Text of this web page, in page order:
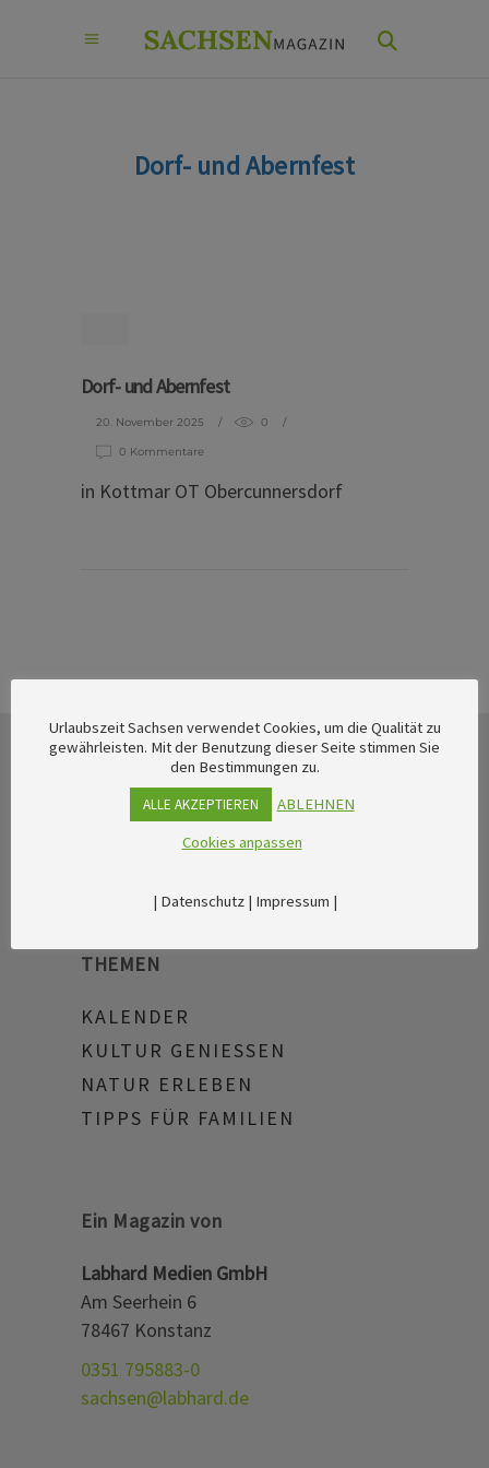
Dorf- und Abernfest
Dorf- und Abernfest
20. November 2025 0
0 Kommentare
in Kottmar OT Obercunnersdorf
THEMEN
KALENDER
KULTUR GENIESSEN
NATUR ERLEBEN
TIPPS FÜR FAMILIEN
Ein Magazin von
Labhard Medien GmbH
Am Seerhein 6
78467 Konstanz
0351 795883-0
sachsen@labhard.de
Urlaubszeit Sachsen verwendet Cookies, um die Qualität zu
gewährleisten. Mit der Benutzung dieser Seite stimmen Sie
den Bestimmungen zu.
ALLE AKZEPTIEREN
ABLEHNEN
Cookies anpassen
| Datenschutz| Impressum |